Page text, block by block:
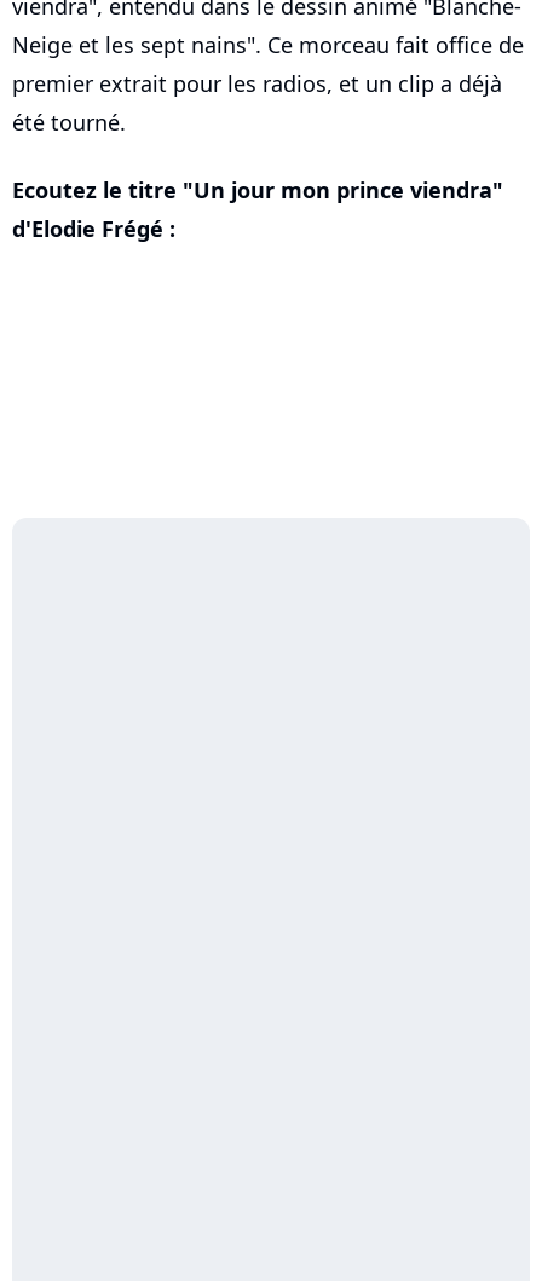
viendra", entendu dans le dessin animé "Blanche-
Neige et les sept nains". Ce morceau fait office de
premier extrait pour les radios, et un clip a déjà
été tourné.
Ecoutez le titre "Un jour mon prince viendra"
d'Elodie Frégé :